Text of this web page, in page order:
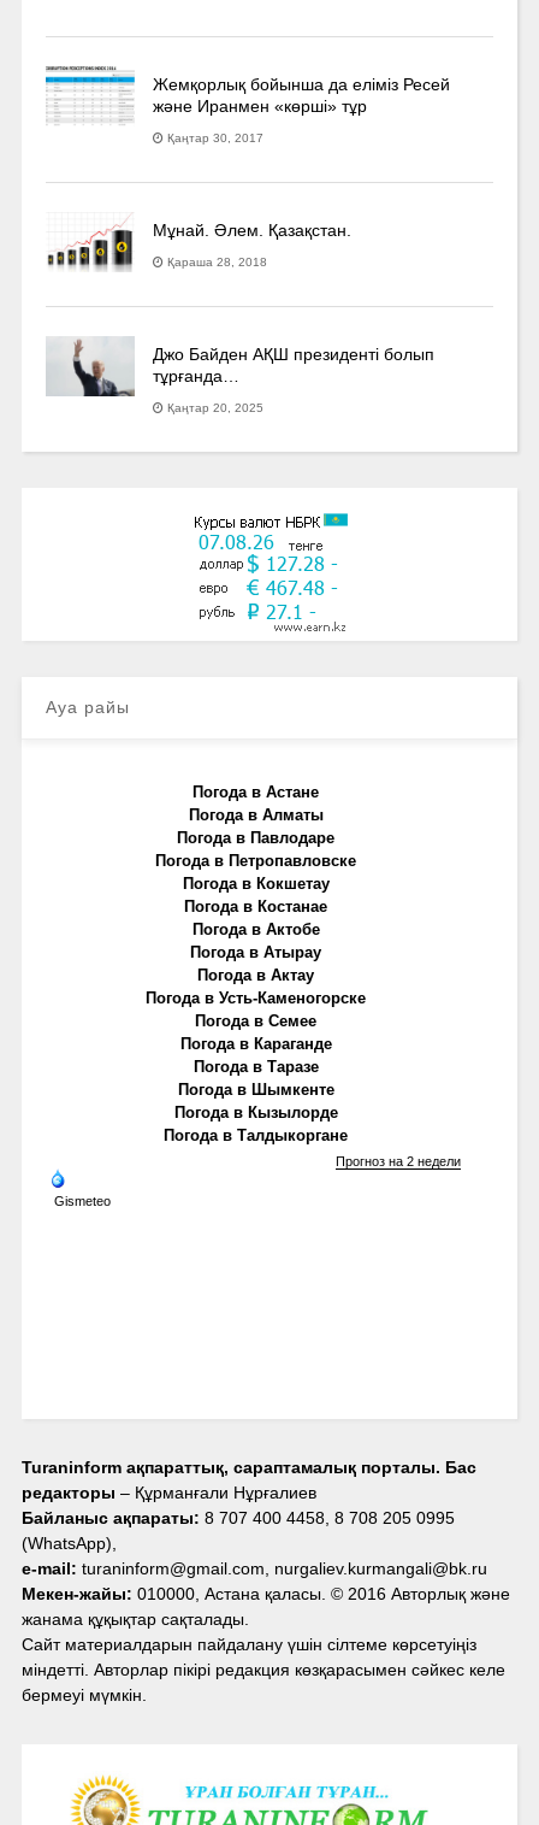
Жемқорлық бойынша да еліміз Ресей
және Иранмен «көрші» тұр
Қаңтар 30, 2017
Мұнай. Әлем. Қазақстан.
Қараша 28, 2018
Джо Байден АҚШ президенті болып
тұрғанда…
Қаңтар 20, 2025
Ауа райы
Погода в Астане
Погода в Алматы
Погода в Павлодаре
Погода в Петропавловске
Погода в Кокшетау
Погода в Костанае
Погода в Актобе
Погода в Атырау
Погода в Актау
Погода в Усть-Каменогорске
Погода в Семее
Погода в Караганде
Погода в Таразе
Погода в Шымкенте
Погода в Кызылорде
Погода в Талдыкоргане
Gismeteo
Прогноз на 2 недели
Turaninform ақпараттық, сараптамалық порталы. Бас
редакторы – Құрманғали Нұрғалиев
Байланыс ақпараты: 8 707 400 4458, 8 708 205 0995
(WhatsApp),
e-mail: turaninform@gmail.com, nurgaliev.kurmangali@bk.ru
Мекен-жайы: 010000, Астана қаласы. © 2016 Авторлық және
жанама құқықтар сақталады.
Сайт материалдарын пайдалану үшін сілтеме көрсетуіңіз
міндетті. Авторлар пікірі редакция көзқарасымен сәйкес келе
бермеуі мүмкін.